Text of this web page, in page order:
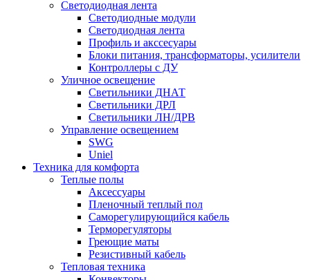
Светодиодная лента
Светодиодные модули
Светодиодная лента
Профиль и акссесуары
Блоки питания, трансформаторы, усилители
Контроллеры с ДУ
Уличное освещение
Светильники ДНАТ
Светильники ДРЛ
Светильники ЛН/ДРВ
Управление освещением
SWG
Uniel
Техника для комфорта
Теплые полы
Аксессуары
Пленочный теплый пол
Саморегулирующийся кабель
Терморегуляторы
Греющие маты
Резистивный кабель
Тепловая техника